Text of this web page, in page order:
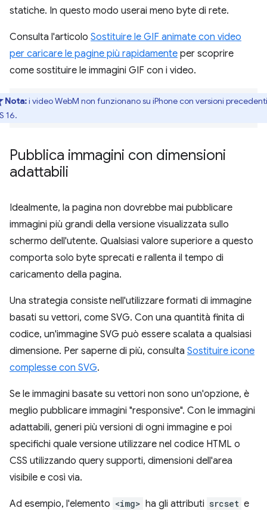
statiche. In questo modo userai meno byte di rete.
Consulta l'articolo Sostituire le GIF animate con video
per caricare le pagine più rapidamente per scoprire
come sostituire le immagini GIF con i video.
Nota:i video WebM non funzionano su iPhone con versioni
16.
Pubblica immagini con dimensioni
adattabili
Idealmente, la pagina non dovrebbe mai pubblicare
immagini più grandi della versione visualizzata sullo
schermo dell'utente. Qualsiasi valore superiore a questo
comporta solo byte sprecati e rallenta il tempo di
caricamento della pagina.
Una strategia consiste nell'utilizzare formati di immagine
basati su vettori, come SVG. Con una quantità finita di
codice, un'immagine SVG può essere scalata a qualsiasi
dimensione. Per saperne di più, consulta Sostituire icone
complesse con SVG.
Se le immagini basate su vettori non sono un'opzione, è
meglio pubblicare immagini "responsive". Con le immagini
adattabili, generi più versioni di ogni immagine e poi
specifichi quale versione utilizzare nel codice HTML o
CSS utilizzando query supporti, dimensioni dell'area
visibile e così via.
Ad esempio, l'elemento <img> ha gli attributi srcset e